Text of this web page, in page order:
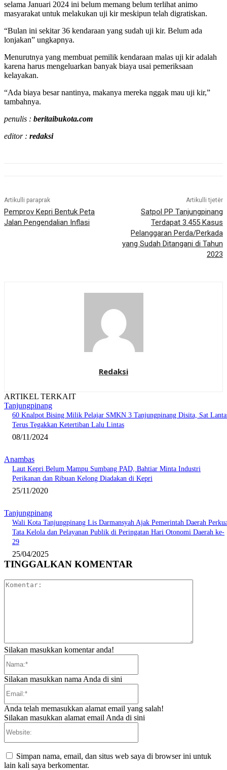
selama Januari 2024 ini belum memang belum terlihat animo
masyarakat untuk melakukan uji kir meskipun telah digratiskan.
“Bulan ini sekitar 36 kendaraan yang sudah uji kir. Belum ada
lonjakan” ungkapnya.
Menurutnya yang membuat pemilik kendaraan malas uji kir adalah
karena harus mengeluarkan banyak biaya usai pemeriksaan
kelayakan.
“Ada biaya besar nantinya, makanya mereka nggak mau uji kir,”
tambahnya.
penulis : beritaibukota.com
editor : redaksi
Artikulli paraprak
Pemprov Kepri Bentuk Peta
Jalan Pengendalian Inflasi
Artikulli tjetër
Satpol PP Tanjungpinang
Terdapat 3.455 Kasus
Pelanggaran Perda/Perkada
yang Sudah Ditangani di Tahun
2023
Redaksi
ARTIKEL TERKAIT
Tanjungpinang
60 Knalpot Bising Milik Pelajar SMKN 3 Tanjungpinang Disita, Sat
Terus Tegakkan Ketertiban Lalu Lintas
08/11/2024
Anambas
Laut Kepri Belum Mampu Sumbang PAD, Bahtiar Minta Industri
Perikanan dan Ribuan Kelong Diadakan di Kepri
25/11/2020
Tanjungpinang
Wali Kota Tanjungpinang Lis Darmansyah Ajak Pemerintah Daerah
Tata Kelola dan Pelayanan Publik di Peringatan Hari Otonomi Daerah ke-
29
25/04/2025
TINGGALKAN KOMENTAR
Silakan masukkan komentar anda!
Silakan masukkan nama Anda di sini
Anda telah memasukkan alamat email yang salah!
Silakan masukkan alamat email Anda di sini
Simpan nama, email, dan situs web saya di browser ini untuk
lain kali saya berkomentar.